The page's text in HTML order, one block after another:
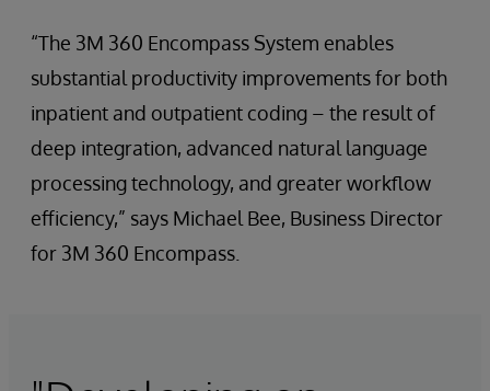
“The 3M 360 Encompass System enables
substantial productivity improvements for both
inpatient and outpatient coding – the result of
deep integration, advanced natural language
processing technology, and greater workflow
efficiency,” says Michael Bee, Business Director
for 3M 360 Encompass.